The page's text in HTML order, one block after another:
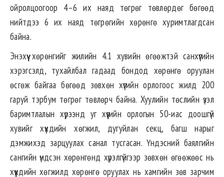
ойролцоогоор 4–6 их наяд төгрөг төвлөрдөг бөгөөд
нийтдээ 6 их наяд төгрөгийн хөрөнгө хуримтлагдсан
байна.
Энэхүү хөрөнгийг жилийн 4.1 хувийн өгөөжтэй санхүүгийн
хэрэгсэлд, тухайлбал гадаад бондод хөрөнгө оруулан
өсгөж байгаа бөгөөд зөвхөн хүүгийн орлогоос жилд 200
гаруй тэрбум төгрөг төвлөрч байна. Хуулийн төслийн үзэл
баримтлалын хүрээнд уг хүүгийн орлогын 50-иас доошгүй
хувийг хүүхдийн хөгжил, дугуйлан секц, багш нарыг
дэмжихэд зарцуулах санал тусгасан. Үндэсний баялгийн
сангийн үндсэн хөрөнгөнд хүрэлгүйгээр зөвхөн өгөөжөөс нь
хүүхдийн хөгжилд хөрөнгө оруулах нь хамгийн зөв зарчим